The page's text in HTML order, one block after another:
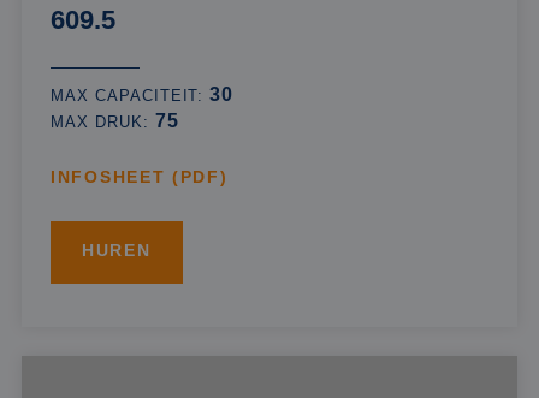
609.5
MAX CAPACITEIT:30
MAX DRUK: 75
INFOSHEET (PDF)
HUREN